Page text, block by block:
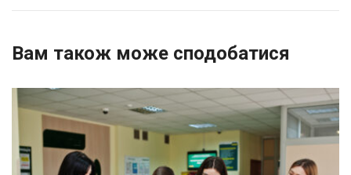
Вам також може сподобатися